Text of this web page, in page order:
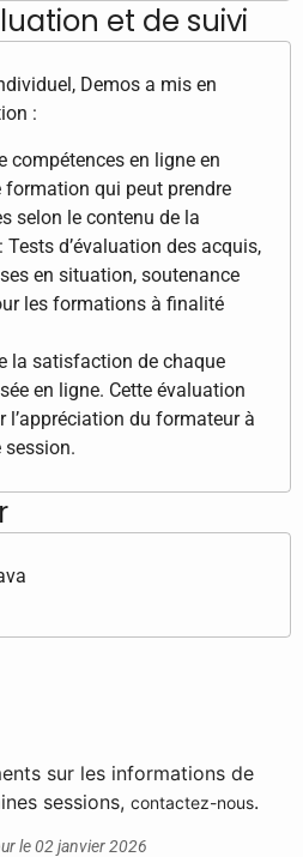
et de suivi
Demos a mis en
:
compétences en ligne en
formation qui peut prendre
selon le contenu de la
d’évaluation des acquis,
en situation, soutenance
les formations à finalité
la satisfaction de chaque
en ligne. Cette évaluation
l’appréciation du formateur à
session.
sur les informations de
sessions, contactez-nous.
le 02 janvier 2026